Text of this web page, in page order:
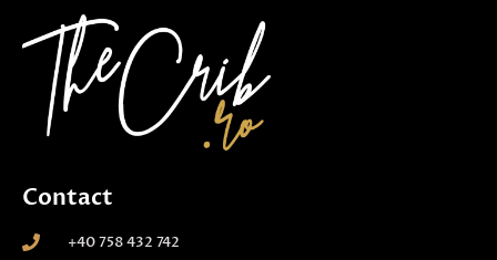
Contact
+40 758 432 742